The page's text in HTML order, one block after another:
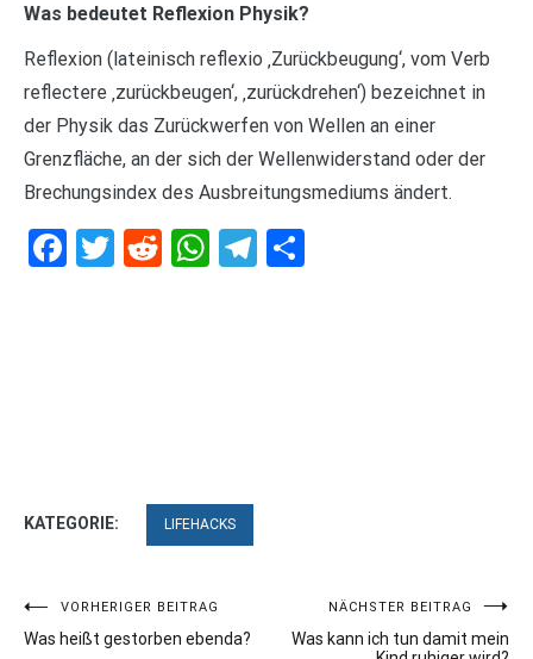
Was bedeutet Reflexion Physik?
Reflexion (lateinisch reflexio ‚Zurückbeugung‘, vom Verb
reflectere ‚zurückbeugen‘, ‚zurückdrehen‘) bezeichnet in
der Physik das Zurückwerfen von Wellen an einer
Grenzfläche, an der sich der Wellenwiderstand oder der
Brechungsindex des Ausbreitungsmediums ändert.
Facebook
Twitter
RedditWhatsApp
Telegram
KATEGORIE: LIFEHACKS
Beitragsnavigation
VORHERIGER BEITRAG
Was heißt gestorben ebenda?
NÄCHSTER BEITRAG
Was kann ich tun damit mein